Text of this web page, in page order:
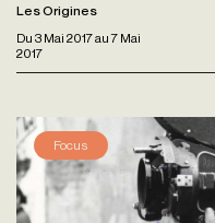
Du 3 Mai 2017au7 Mai
2017
Les Origines
Focus